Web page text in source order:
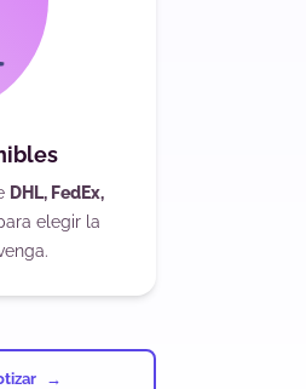
DHL, FedEx,
elegir la